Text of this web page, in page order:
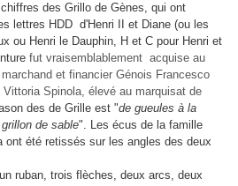
des Grillo de Gènes, qui ont
lettres HDD d'Henri II et Diane (ou les
ou Henri le Dauphin, H et C pour Henri et
fut vraisemblablement acquise au
et financier Génois Francesco
Spinola, élevé au marquisat de
des de Grille est "de gueules à la
de sable". Les écus de la famille
ont été retissés sur les angles des deux
ruban, trois flèches, deux arcs, deux